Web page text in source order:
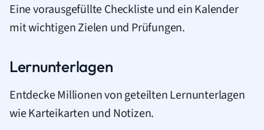
Eine vorausgefüllte Checkliste und ein Kalender
mit wichtigen Zielen und Prüfungen.
Lernunterlagen
Entdecke Millionen von geteilten Lernunterlagen
wie Karteikarten und Notizen.